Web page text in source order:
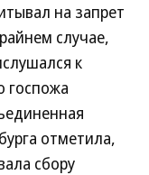
на запрет
случае,
к
госпожа
отметила,
сбору